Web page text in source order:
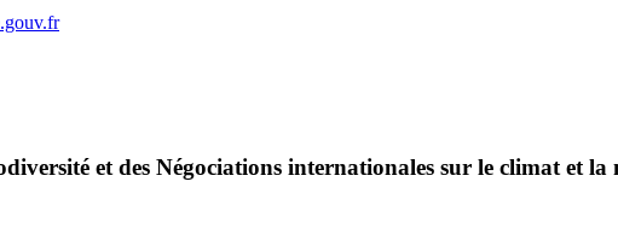
et des Négociations internationales sur le climat et la